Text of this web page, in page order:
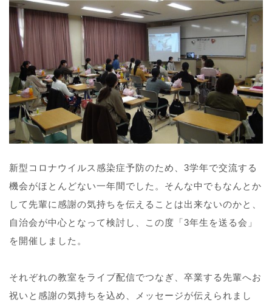
新型コロナウイルス感染症予防のため、3学年で交流する
機会がほとんどない一年間でした。そんな中でもなんとか
して先輩に感謝の気持ちを伝えることは出来ないのかと、
自治会が中心となって検討し、この度「3年生を送る会」
を開催しました。
それぞれの教室をライブ配信でつなぎ、卒業する先輩へお
祝いと感謝の気持ちを込め、メッセージが伝えられまし